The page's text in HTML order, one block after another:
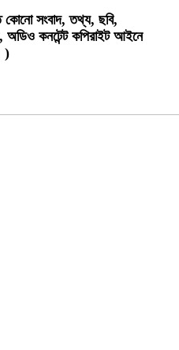
কোনো সংবাদ, তথ্য, ছবি,
অডিও কনটেন্ট কপিরাইট আইনে
)